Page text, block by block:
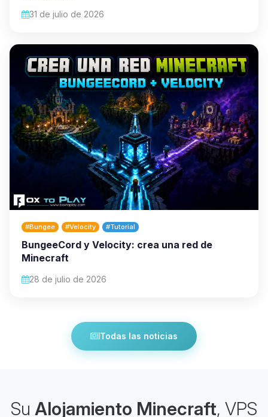
31 de julio de 2026
#Bungee #Velocity #Tutorial
BungeeCord y Velocity: crea una red de
Minecraft
28 de julio de 2026
Todas las noticias
Su Alojamiento Minecraft, VPS